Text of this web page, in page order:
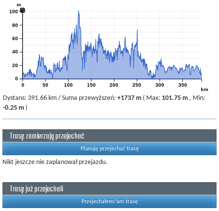
0 50 100 150 200 250 300 350
km
0
20
40
60
80
100
m
Dystans: 391.66 km / Suma przewyższeń: +1737 m ( Max: 101.75 m , Min:
-0.25 m )
Trasę zamierzają przejechać
Planuję przejechać trasę
Nikt jeszcze nie zaplanował przejazdu.
Trasę już przejechali
Przejechałem/am trasę